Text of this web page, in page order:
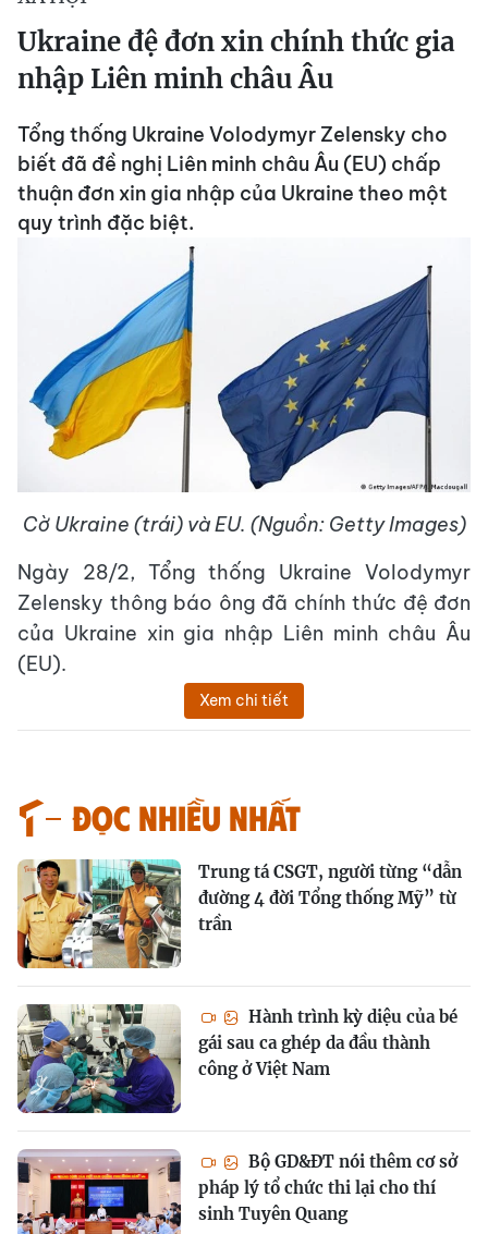
Ukraine đệ đơn xin chính thức gia
nhập Liên minh châu Âu
Tổng thống Ukraine Volodymyr Zelensky cho
biết đã đề nghị Liên minh châu Âu (EU) chấp
thuận đơn xin gia nhập của Ukraine theo một
quy trình đặc biệt.
Cờ Ukraine (trái) và EU. (Nguồn: Getty Images)
Ngày 28/2, Tổng thống Ukraine Volodymyr
Zelensky thông báo ông đã chính thức đệ đơn
của Ukraine xin gia nhập Liên minh châu Âu
(EU).
Xem chi tiết
Đọc nhiều nhất
Trung tá CSGT, người từng “dẫn
đường 4 đời Tổng thống Mỹ” từ
trần
Hành trình kỳ diệu của bé
gái sau ca ghép da đầu thành
công ở Việt Nam
Bộ GD&ĐT nói thêm cơ sở
pháp lý tổ chức thi lại cho thí
sinh Tuyên Quang